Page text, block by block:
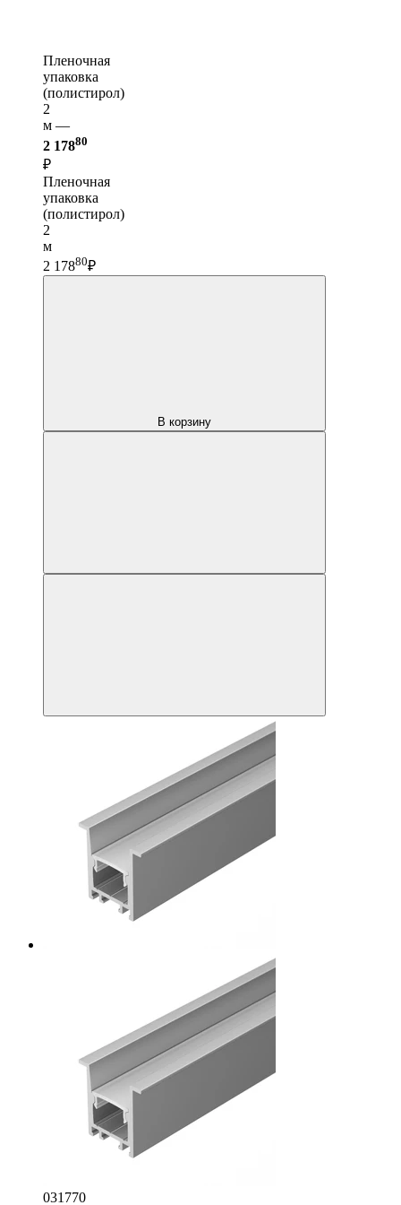
Пленочная
упаковка
(полистирол)
2
м —
2 17880
₽
Пленочная
упаковка
(полистирол)
2
м
2 17880₽
В корзину
031770